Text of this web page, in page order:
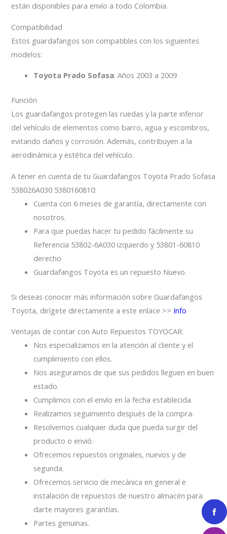
están disponibles para envío a todo Colombia.
Compatibilidad
Estos guardafangos son compatibles con los siguientes
modelos:
Toyota Prado Sofasa: Años 2003 a 2009
Función
Los guardafangos protegen las ruedas y la parte inferior
del vehículo de elementos como barro, agua y escombros,
evitando daños y corrosión. Además, contribuyen a la
aerodinámica y estética del vehículo.
A tener en cuenta de tu Guardafangos Toyota Prado Sofasa
538026A030 5380160810:
Cuenta con 6 meses de garantía, directamente con
nosotros.
Para que puedas hacer tu pedido fácilmente su
Referencia 53802-6A030 izquierdo y 53801-60810
derecho
Guardafangos Toyota es un repuesto Nuevo.
Si deseas conocer más información sobre Guardafangos
Toyota, dirígete directamente a este enlace >> Info
Ventajas de contar con Auto Repuestos TOYOCAR:
Nos especializamos en la atención al cliente y el
cumplimiento con ellos.
Nos aseguramos de que sus pedidos lleguen en buen
estado.
Cumplimos con el envío en la fecha establecida.
Realizamos seguimiento después de la compra.
Resolvemos cualquier duda que pueda surgir del
producto o envió.
Ofrecemos repuestos originales, nuevos y de
segunda.
Ofrecemos servicio de mecánica en general e
instalación de repuestos de nuestro almacén para
darte mayores garantías.
Partes genuinas.